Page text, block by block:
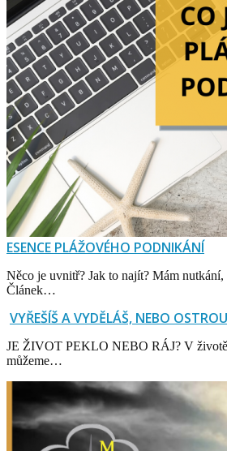
ESENCE PLÁŽOVÉHO PODNIKÁNÍ
Něco je uvnitř? Jak to najít? Mám nutkání,
Článek…
VYŘEŠÍŠ A VYDĚLÁŠ, NEBO
JE ŽIVOT PEKLO NEBO RÁJ? V
můžeme…